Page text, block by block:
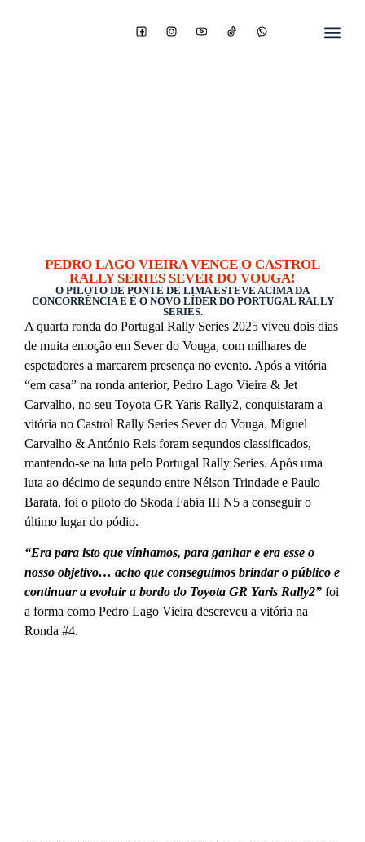
PEDRO LAGO VIEIRA VENCE O CASTROL
RALLY SERIES SEVER DO VOUGA!
O PILOTO DE PONTE DE LIMA ESTEVE ACIMA DA
CONCORRÊNCIA E É O NOVO LÍDER DO PORTUGAL RALLY
SERIES.
A quarta ronda do Portugal Rally Series 2025 viveu dois dias
de muita emoção em Sever do Vouga, com milhares de
espetadores a marcarem presença no evento. Após a vitória
“em casa” na ronda anterior, Pedro Lago Vieira & Jet
Carvalho, no seu Toyota GR Yaris Rally2, conquistaram a
vitória no Castrol Rally Series Sever do Vouga. Miguel
Carvalho & António Reis foram segundos classificados,
mantendo-se na luta pelo Portugal Rally Series. Após uma
luta ao décimo de segundo entre Nélson Trindade e Paulo
Barata, foi o piloto do Skoda Fabia III N5 a conseguir o
último lugar do pódio.
“Era para isto que vínhamos, para ganhar e era esse o
nosso objetivo… acho que conseguimos brindar o público e
continuar a evoluir a bordo do Toyota GR Yaris Rally2” foi
a forma como Pedro Lago Vieira descreveu a vitória na
Ronda #4.